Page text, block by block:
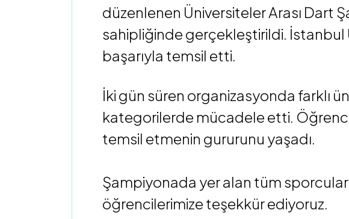
düzenlenen Üniversiteler Arası Dart
sahipliğinde gerçekleştirildi. İstanbul
başarıyla temsil etti.
İki gün süren organizasyonda farklı
kategorilerde mücadele etti.
temsil etmenin gururunu yaşadı.
Şampiyonada yer alan tüm
öğrencilerimize teşekkür ediyoruz.